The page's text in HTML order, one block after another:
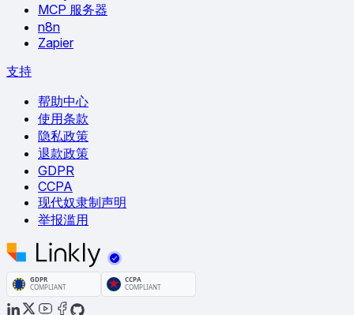
MCP 服务器
n8n
Zapier
支持
帮助中心
使用条款
隐私政策
退款政策
GDPR
CCPA
现代奴隶制声明
举报滥用